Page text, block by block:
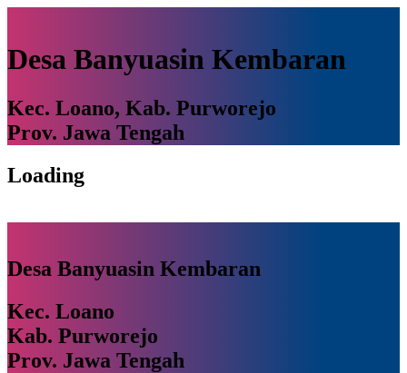
Desa Banyuasin Kembaran
Kec. Loano, Kab. Purworejo
Prov. Jawa Tengah
Loading
Desa Banyuasin Kembaran
Kec. Loano
Kab. Purworejo
Prov. Jawa Tengah